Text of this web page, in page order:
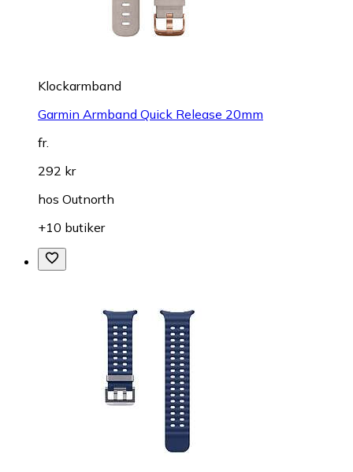
Klockarmband
Garmin Armband Quick Release 20mm
fr.
292 kr
hos Outnorth
+10 butiker